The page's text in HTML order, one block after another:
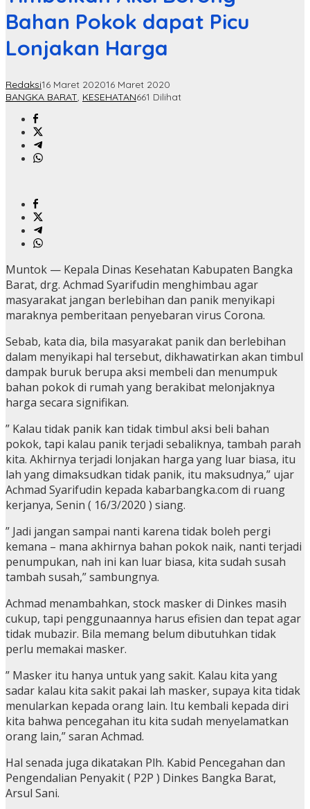
Bahan Pokok dapat Picu
Lonjakan Harga
Redaksi16 Maret 202016 Maret 2020
BANGKA BARAT, KESEHATAN661 Dilihat
Muntok — Kepala Dinas Kesehatan Kabupaten Bangka
Barat, drg. Achmad Syarifudin menghimbau agar
masyarakat jangan berlebihan dan panik menyikapi
maraknya pemberitaan penyebaran virus Corona.
Sebab, kata dia, bila masyarakat panik dan berlebihan
dalam menyikapi hal tersebut, dikhawatirkan akan timbul
dampak buruk berupa aksi membeli dan menumpuk
bahan pokok di rumah yang berakibat melonjaknya
harga secara signifikan.
” Kalau tidak panik kan tidak timbul aksi beli bahan
pokok, tapi kalau panik terjadi sebaliknya, tambah parah
kita. Akhirnya terjadi lonjakan harga yang luar biasa, itu
lah yang dimaksudkan tidak panik, itu maksudnya,” ujar
Achmad Syarifudin kepada kabarbangka.com di ruang
kerjanya, Senin ( 16/3/2020 ) siang.
” Jadi jangan sampai nanti karena tidak boleh pergi
kemana – mana akhirnya bahan pokok naik, nanti terjadi
penumpukan, nah ini kan luar biasa, kita sudah susah
tambah susah,” sambungnya.
Achmad menambahkan, stock masker di Dinkes masih
cukup, tapi penggunaannya harus efisien dan tepat agar
tidak mubazir. Bila memang belum dibutuhkan tidak
perlu memakai masker.
” Masker itu hanya untuk yang sakit. Kalau kita yang
sadar kalau kita sakit pakai lah masker, supaya kita tidak
menularkan kepada orang lain. Itu kembali kepada diri
kita bahwa pencegahan itu kita sudah menyelamatkan
orang lain,” saran Achmad.
Hal senada juga dikatakan Plh. Kabid Pencegahan dan
Pengendalian Penyakit ( P2P ) Dinkes Bangka Barat,
Arsul Sani.